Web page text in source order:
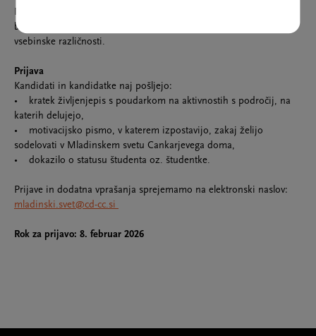
Na podlagi prijav bo izbranih
bo izbor sledil načelom uravnotežene spolne zastopanosti in
vsebinske različnosti.
Prijava
Kandidati in kandidatke naj pošljejo:
• kratek življenjepis s poudarkom na aktivnostih s področij, na
katerih delujejo,
• motivacijsko pismo, v katerem izpostavijo, zakaj želijo
sodelovati v Mladinskem svetu Cankarjevega doma,
• dokazilo o statusu študenta oz. študentke.
Prijave in dodatna vprašanja sprejemamo na elektronski naslov:
mladinski.svet@cd-cc.si
Rok za prijavo: 8. februar 2026